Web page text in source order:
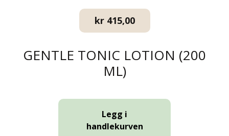
kr415,00
GENTLE TONIC LOTION (200
ML)
Legg i
handlekurven